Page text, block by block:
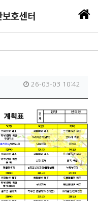
26-03-03 10:42